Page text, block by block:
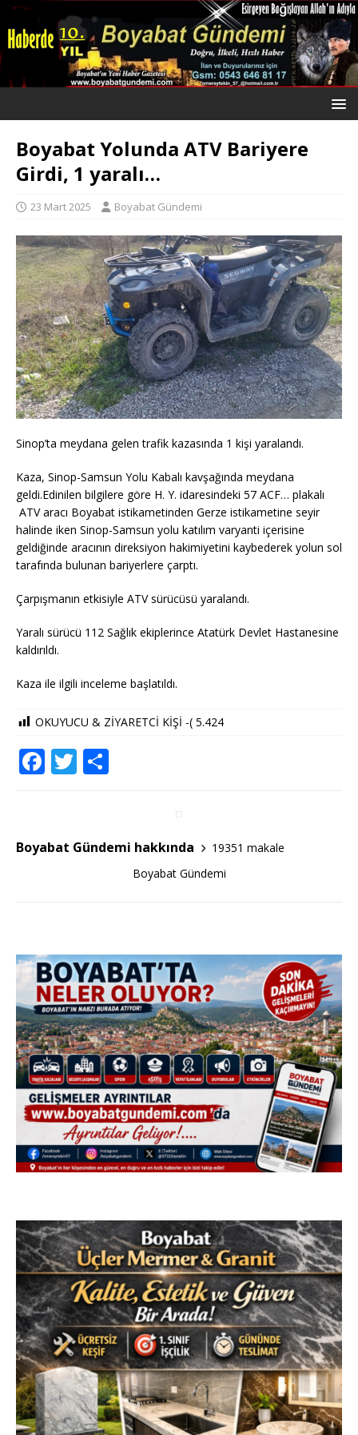
Boyabat Yolunda ATV Bariyere
Girdi, 1 yaralı…
23 Mart 2025 Boyabat Gündemi
Sinop’ta meydana gelen trafik kazasında 1 kişi yaralandı.
Kaza, Sinop-Samsun Yolu Kabalı kavşağında meydana
geldi.Edinilen bilgilere göre H. Y. idaresindeki 57 ACF… plakalı
ATV aracı Boyabat istikametinden Gerze istikametine seyir
halinde iken Sinop-Samsun yolu katılım varyanti içerisine
geldiğinde aracının direksiyon hakimiyetini kaybederek yolun sol
tarafında bulunan bariyerlere çarptı.
Çarpışmanın etkisiyle ATV sürücüsü yaralandı.
Yaralı sürücü 112 Sağlık ekiplerince Atatürk Devlet Hastanesine
kaldırıldı.
Kaza ile ilgili inceleme başlatıldı.
OKUYUCU & ZİYARETCİ KİŞİ -( 5.424
F
e
b
T
te
r
e
Boyabat Gündemi hakkında
19351 makale
Boyabat Gündemi